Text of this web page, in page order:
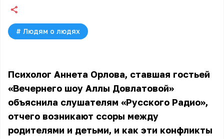
# Людям о людях
Психолог Аннета Орлова, ставшая гостьей
«Вечернего шоу Аллы Довлатовой»
объяснила слушателям «Русского Радио»,
отчего возникают ссоры между
родителями и детьми, и как эти конфликты